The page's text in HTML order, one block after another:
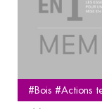
#Bois #Actions